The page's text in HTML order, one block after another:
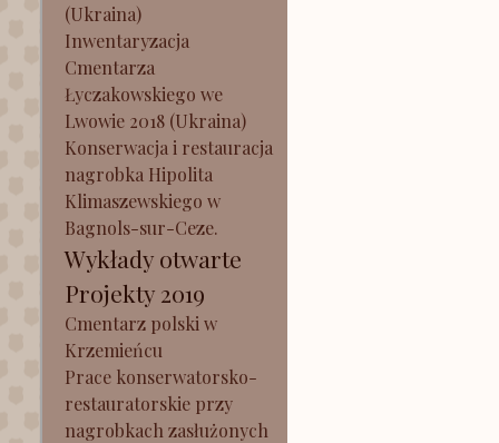
(Ukraina)
Inwentaryzacja
Cmentarza
Łyczakowskiego we
Lwowie 2018 (Ukraina)
Konserwacja i restauracja
nagrobka Hipolita
Klimaszewskiego w
Bagnols-sur-Ceze.
Wykłady otwarte
Projekty 2019
Cmentarz polski w
Krzemieńcu
Prace konserwatorsko-
restauratorskie przy
nagrobkach zasłużonych